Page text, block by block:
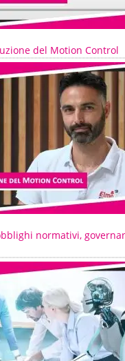
del Motion Control
normativi,